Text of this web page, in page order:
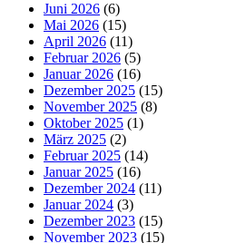
Juni 2026 (6)
Mai 2026 (15)
April 2026 (11)
Februar 2026 (5)
Januar 2026 (16)
Dezember 2025 (15)
November 2025 (8)
Oktober 2025 (1)
März 2025 (2)
Februar 2025 (14)
Januar 2025 (16)
Dezember 2024 (11)
Januar 2024 (3)
Dezember 2023 (15)
November 2023 (15)